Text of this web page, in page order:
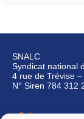
SNALC
Syndicat national
4 rue de Trévise
N° Siren 784 312
Qui sommes-